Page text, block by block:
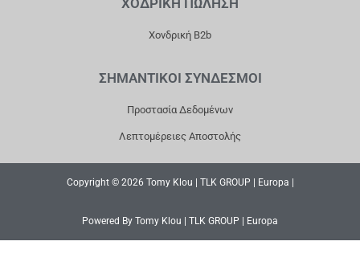
ΧΟΔΡΙΚΗ ΠΩΛΗΣΗ
Χονδρική B2b
ΣΗΜΑΝΤΙΚΟΙ ΣΥΝΔΕΣΜΟΙ
Προστασία Δεδομένων
Λεπτομέρειες Αποστολής
Copyright © 2026 Tomy Klou | TLK GROUP | Europa |
Powered By Tomy Klou | TLK GROUP | Europa